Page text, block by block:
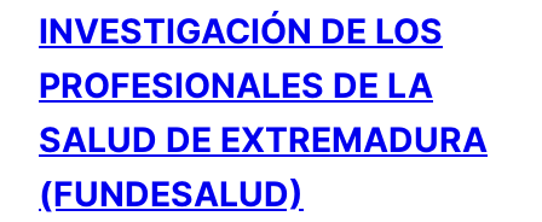
INVESTIGACIÓN DE LOS
PROFESIONALES DE LA
SALUD DE EXTREMADURA
(FUNDESALUD)